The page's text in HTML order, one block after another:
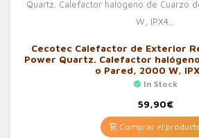
Cecotec Calefactor de Exterior
Power Quartz. Calefactor
o Pared, 2000 W,
In Stock
59,90€
Comprar el